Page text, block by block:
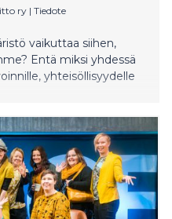
ry | Tiedote
vaikuttaa siihen,
Entä miksi yhdessä
yhteisöllisyydelle